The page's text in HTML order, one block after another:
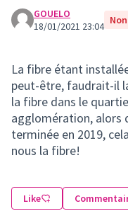
GOUELO
18/01/2021 23:04
La fibre étant
peut-être, faudrait-il
la fibre dans le
agglomération, alors
terminée en 2019,
nous la fibre!
Like